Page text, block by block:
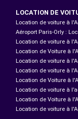
LOCATION DE
Location de voiture à
Aéroport Paris-Orly :
Location de voiture à
Location de Voiture à
Location de voiture à
Location de voiture à
Location de Voiture à
Location de voiture à
Location de Voiture à
Location de voiture à